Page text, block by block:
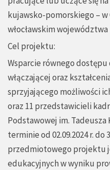
kujawsko-pomorskiego –
włocławskim
Cel projektu:
Wsparcie równego
włączającej oraz
sprzyjającego możliwości
oraz 11 przedstawicieli
Podstawowej im. Tadeusza
terminie od 02.09.2024 r. do
przedmiotowego projektu
edukacyjnych w wyniku